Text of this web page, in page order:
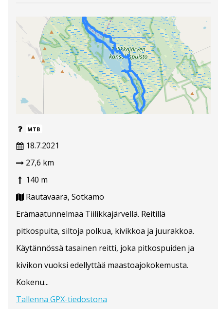
MTB
18.7.2021
27,6 km
140 m
Rautavaara, Sotkamo
Erämaatunnelmaa Tiilikkajärvellä. Reitillä
pitkospuita, siltoja polkua, kivikkoa ja juurakkoa.
Käytännössä tasainen reitti, joka pitkospuiden ja
kivikon vuoksi edellyttää maastoajokokemusta.
Kokenu...
Tallenna GPX-tiedostona